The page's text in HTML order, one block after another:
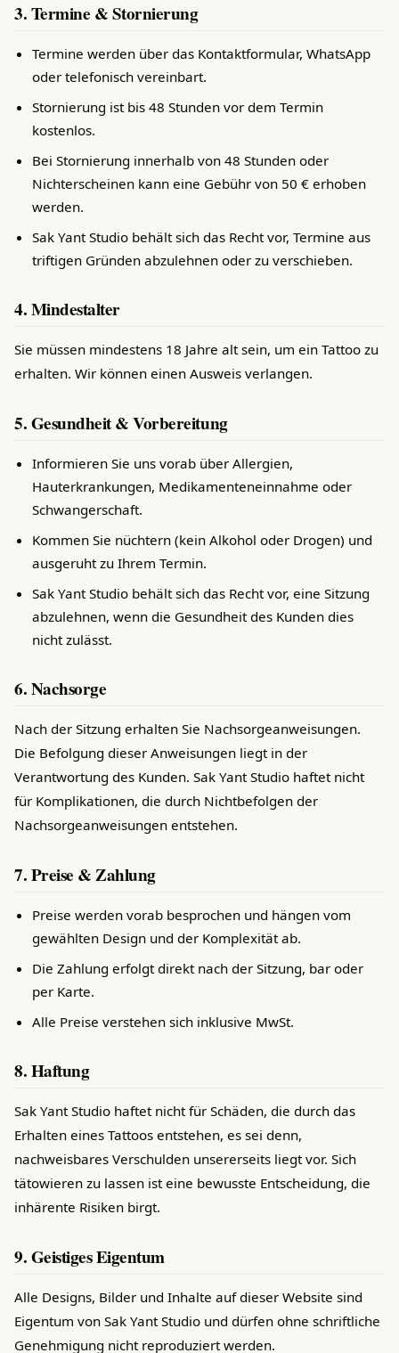
3. Termine & Stornierung
Termine werden über das Kontaktformular, WhatsApp
oder telefonisch vereinbart.
Stornierung ist bis 48 Stunden vor dem Termin
kostenlos.
Bei Stornierung innerhalb von 48 Stunden oder
Nichterscheinen kann eine Gebühr von 50 € erhoben
werden.
Sak Yant Studio behält sich das Recht vor, Termine aus
triftigen Gründen abzulehnen oder zu verschieben.
4. Mindestalter
Sie müssen mindestens 18 Jahre alt sein, um ein Tattoo zu
erhalten. Wir können einen Ausweis verlangen.
5. Gesundheit & Vorbereitung
Informieren Sie uns vorab über Allergien,
Hauterkrankungen, Medikamenteneinnahme oder
Schwangerschaft.
Kommen Sie nüchtern (kein Alkohol oder Drogen) und
ausgeruht zu Ihrem Termin.
Sak Yant Studio behält sich das Recht vor, eine Sitzung
abzulehnen, wenn die Gesundheit des Kunden dies
nicht zulässt.
6. Nachsorge
Nach der Sitzung erhalten Sie Nachsorgeanweisungen.
Die Befolgung dieser Anweisungen liegt in der
Verantwortung des Kunden. Sak Yant Studio haftet nicht
für Komplikationen, die durch Nichtbefolgen der
Nachsorgeanweisungen entstehen.
7. Preise & Zahlung
Preise werden vorab besprochen und hängen vom
gewählten Design und der Komplexität ab.
Die Zahlung erfolgt direkt nach der Sitzung, bar oder
per Karte.
Alle Preise verstehen sich inklusive MwSt.
8. Haftung
Sak Yant Studio haftet nicht für Schäden, die durch das
Erhalten eines Tattoos entstehen, es sei denn,
nachweisbares Verschulden unsererseits liegt vor. Sich
tätowieren zu lassen ist eine bewusste Entscheidung, die
inhärente Risiken birgt.
9. Geistiges Eigentum
Alle Designs, Bilder und Inhalte auf dieser Website sind
Eigentum von Sak Yant Studio und dürfen ohne schriftliche
Genehmigung nicht reproduziert werden.